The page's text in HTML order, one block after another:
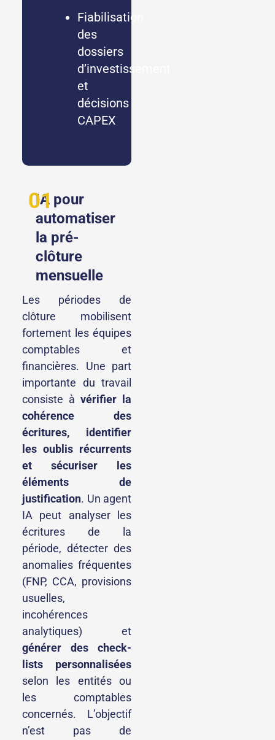
Fiabilisation
des
dossiers
d’investissement
et
décisions
CAPEX
01
IA pour
automatiser
la pré-
clôture
mensuelle
Les périodes de
clôture mobilisent
fortement les équipes
comptables et
financières. Une part
importante du travail
consiste à vérifier la
cohérence des
écritures, identifier
les oublis récurrents
et sécuriser les
éléments de
justification. Un agent
IA peut analyser les
écritures de la
période, détecter des
anomalies fréquentes
(FNP, CCA, provisions
usuelles,
incohérences
analytiques) et
générer des check-
lists personnalisées
selon les entités ou
les comptables
concernés. L’objectif
n’est pas de